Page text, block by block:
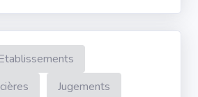
Etablissements
Jugements